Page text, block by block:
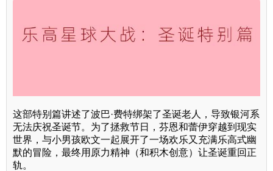
这部特别篇讲述了波巴·费特绑架了圣诞老人，导致银河系
无法庆祝圣诞节。为了拯救节日，芬恩和蕾伊穿越到现实
世界，与小男孩欧文一起展开了一场欢乐又充满乐高式幽
默的冒险，最终用原力精神（和积木创意）让圣诞重回正
轨。